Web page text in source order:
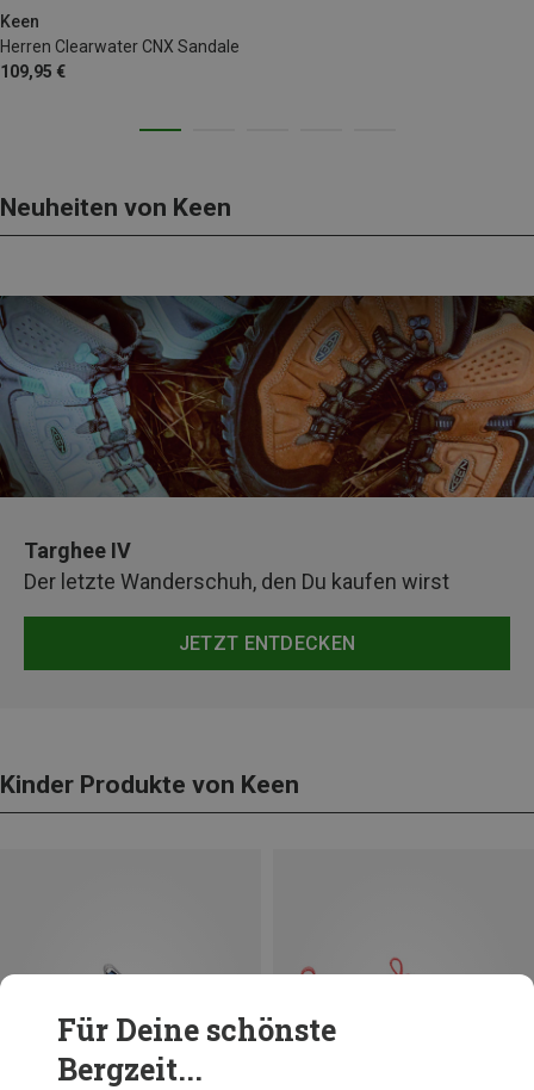
Keen
Herren Clearwater CNX Sandale
109,95 €
Neuheiten von Keen
Targhee IV
Der letzte Wanderschuh, den Du kaufen wirst
JETZT ENTDECKEN
Kinder Produkte von Keen
Für Deine schönste
Bergzeit...